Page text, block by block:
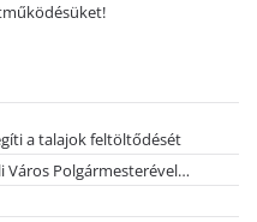
a talajok feltöltődését
Város Polgármesterével…